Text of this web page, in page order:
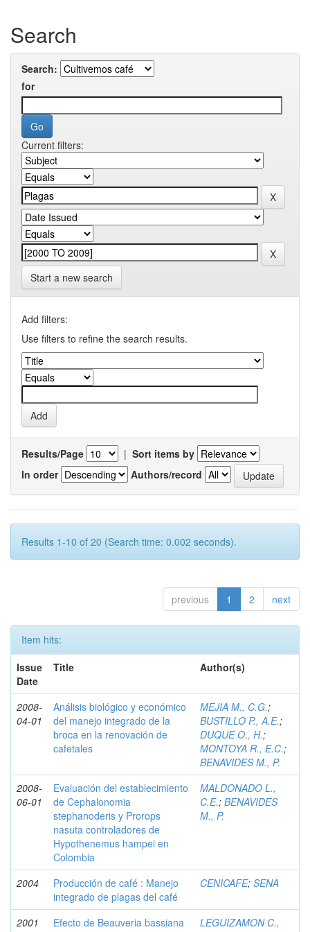
Search
Search:
for
Current filters:
Start a new search
Add filters:
Use filters to refine the search results.
Results/Page | Sort items by
In order
Authors/record
Results 1-10 of 20 (Search time: 0.002 seconds).
previous 1 2 next
Item hits:
Issue
Date
Title Author(s)
2008-
04-01
Análisis biológico y económico
del manejo integrado de la
broca en la renovación de
cafetales
MEJIA M., C.G.;
BUSTILLO P., A.E.;
DUQUE O., H.;
MONTOYA R., E.C.;
BENAVIDES M., P.
2008-
06-01
Evaluación del establecimiento
de Cephalonomia
stephanoderis y Prorops
nasuta controladores de
Hypothenemus hampei en
Colombia
MALDONADO L.,
C.E.; BENAVIDES
M., P.
2004
Producción de café : Manejo
integrado de plagas del café
CENICAFE; SENA
2001
Efecto de Beauveria bassiana
LEGUIZAMON C.,